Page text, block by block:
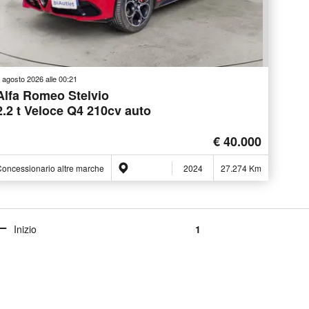
agosto 2026 alle 00:21
Romeo Stelvio
t Veloce Q4 210cv auto
€ 40.000
altre marche 2024 27.274 Km
Inizio 1